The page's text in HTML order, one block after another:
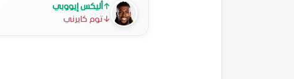
↑ أليكس إيووبي
↓ توم كايرني